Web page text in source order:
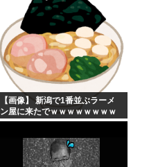
【画像】 新潟で1番並ぶラーメ
ン屋に来たでｗｗｗｗｗｗｗｗ